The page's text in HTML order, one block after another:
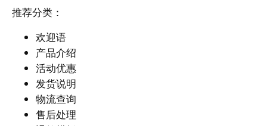
推荐分类：
欢迎语
产品介绍
活动优惠
发货说明
物流查询
售后处理